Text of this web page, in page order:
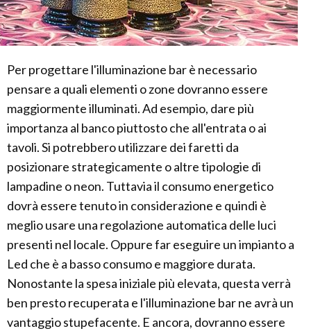
Per progettare l'illuminazione bar è necessario
pensare a quali elementi o zone dovranno essere
maggiormente illuminati. Ad esempio, dare più
importanza al banco piuttosto che all'entrata o ai
tavoli. Si potrebbero utilizzare dei faretti da
posizionare strategicamente o altre tipologie di
lampadine o neon. Tuttavia il consumo energetico
dovrà essere tenuto in considerazione e quindi è
meglio usare una regolazione automatica delle luci
presenti nel locale. Oppure far eseguire un impianto a
Led che è a basso consumo e maggiore durata.
Nonostante la spesa iniziale più elevata, questa verrà
ben presto recuperata e l'illuminazione bar ne avrà un
vantaggio stupefacente. E ancora, dovranno essere